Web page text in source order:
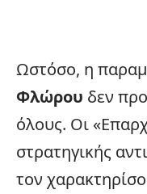
Ωστόσο, η
Φλώρου δεν
όλους. Οι
στρατηγικής
τον